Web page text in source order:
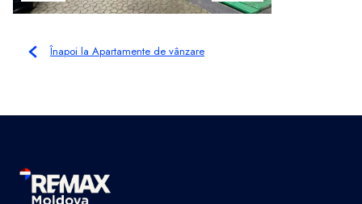
Înapoi la Apartamente de vânzare